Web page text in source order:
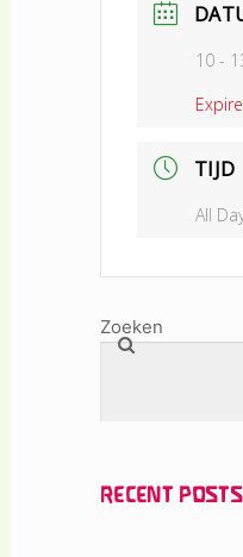
10 -
TIJD
All
Zoeken
RECENT POSTS